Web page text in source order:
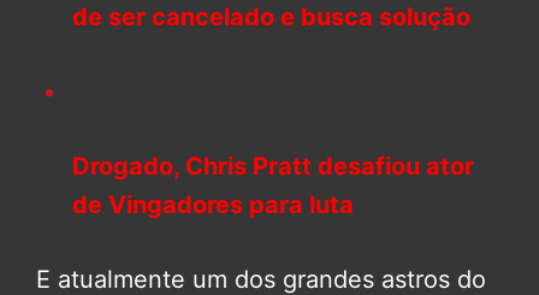
de ser cancelado e busca solução
Drogado, Chris Pratt desafiou ator
de Vingadores para luta
E atualmente um dos grandes astros do